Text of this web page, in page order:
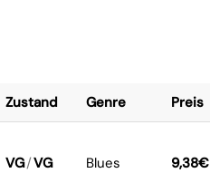
Zustand Genre Preis
VG/VG Blues 9,38€